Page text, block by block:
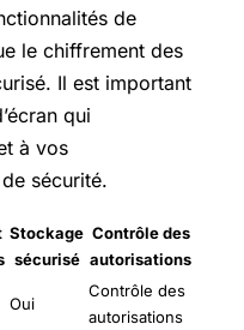
de
le chiffrement des
Il est important
qui
à vos
sécurité.
Stockage
sécurisé
Contrôle des
autorisations
Oui
Contrôle des
autorisations